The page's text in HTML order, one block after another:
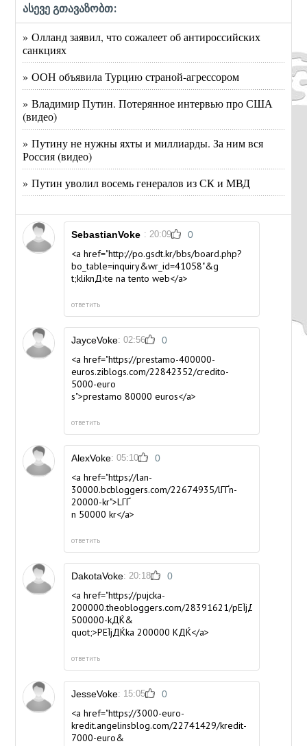
ასევე გთავაზობთ:
» Олланд заявил, что сожалеет об антироссийских
санкциях
» ООН объявила Турцию страной-агрессором
» Владимир Путин. Потерянное интервью про США
(видео)
» Путину не нужны яхты и миллиарды. За ним вся
Россия (видео)
» Путин уволил восемь генералов из СК и МВД
SebastianVoke : 20:09 0
<a href="http://po.gsdt.kr/bbs/board.php?
bo_table=inquiry&wr_id=41058"&g
t;kliknД›te na tento web</a>
ответить
JayceVoke: 02:56 0
<a href="https://prestamo-400000-
euros.ziblogs.com/22842352/credito-
5000-euro
s">prestamo 80000 euros</a>
ответить
AlexVoke: 05:10 0
<a href="https://lan-
30000.bcbloggers.com/22674935/lГҐn-
20000-kr">LГҐ
n 50000 kr</a>
ответить
DakotaVoke: 20:18 0
<a href="https://pujcka-
200000.theobloggers.com/28391621/pЕЇjДЌka-
500000-kДЌ&
quot;>PЕЇjДЌka 200000 KДЌ</a>
ответить
JesseVoke: 15:05 0
<a href="https://3000-euro-
kredit.angelinsblog.com/22741429/kredit-
7000-euro&